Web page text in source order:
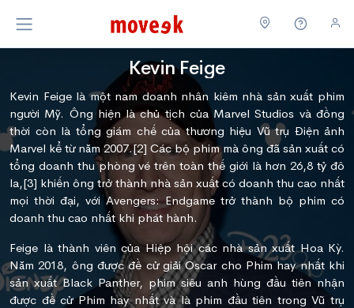
Kevin Feige
Kevin Feige là một nam doanh nhân kiêm nhà sản xuất phim
người Mỹ. Ông hiện là chủ tịch của Marvel Studios và đồng
thời còn là tổng giám chế của thương hiệu Vũ trụ Điện ảnh
Marvel kể từ năm 2007.[2] Các bộ phim mà ông đã sản xuất có
tổng doanh thu phòng vé trên toàn thế giới là hơn 26,8 tỷ đô
la,[3] khiến ông trở thành nhà sản xuất có doanh thu cao nhất
mọi thời đại, với Avengers: Endgame trở thành bộ phim có
doanh thu cao nhất khi phát hành.
Feige là thành viên của Hiệp hội các nhà sản xuất Hoa Kỳ.
Năm 2018, ông được đề cử giải Oscar cho Phim hay nhất khi
sản xuất Black Panther, phim siêu anh hùng đầu tiên nhận
được đề cử Phim hay nhất và là phim đầu tiên trong Vũ trụ